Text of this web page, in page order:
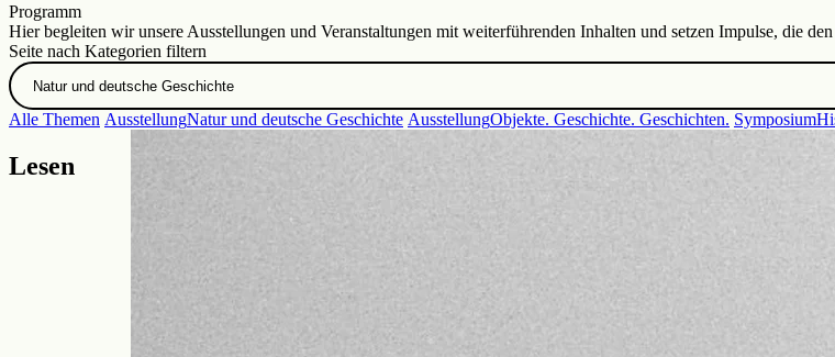
Programm
Hier begleiten wir unsere Ausstellungen und Veranstaltungen mit weiterführenden Inhalten und setzen Impulse, die
Seite nach Kategorien filtern
Alle Themen AusstellungNatur und deutsche Geschichte AusstellungObjekte. Geschichte. Geschichten. Symposium
Lesen